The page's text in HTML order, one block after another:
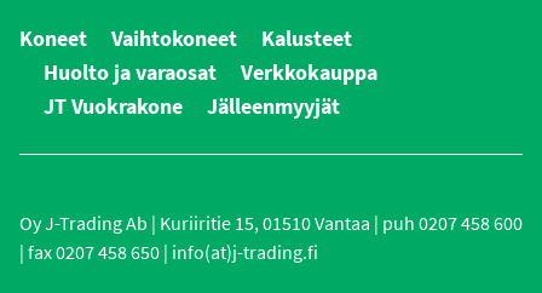
Koneet Vaihtokoneet
Kalusteet
Huolto ja varaosat
Verkkokauppa
JT Vuokrakone
Jälleenmyyjät
Oy J-Trading Ab | Kuriiritie 15, 01510 Vantaa | puh 0207 458 600
| fax 0207 458 650 | info(at)j-trading.fi